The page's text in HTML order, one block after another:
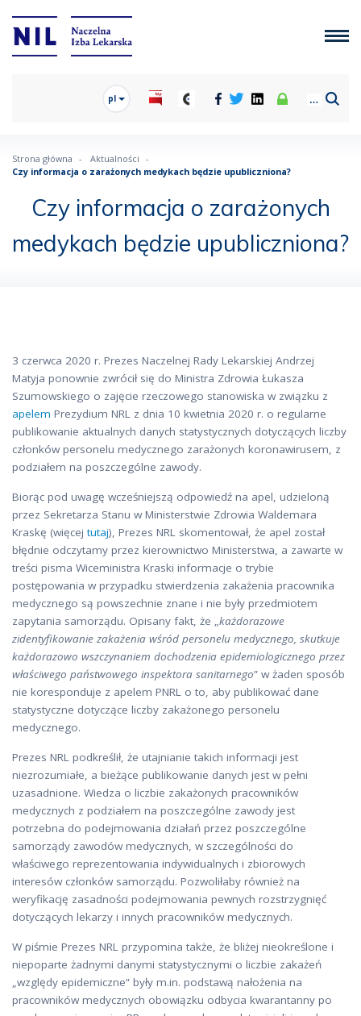
pl
Strona główna
Aktualności
Czy informacja o zarażonych medykach będzie upubliczniona?
Czy informacja o zarażonych
medykach będzie upubliczniona?
3 czerwca 2020 r. Prezes Naczelnej Rady Lekarskiej Andrzej
Matyja ponownie zwrócił się do Ministra Zdrowia Łukasza
Szumowskiego o zajęcie rzeczowego stanowiska w związku z
apelem Prezydium NRL z dnia 10 kwietnia 2020 r. o regularne
publikowanie aktualnych danych statystycznych dotyczących liczby
członków personelu medycznego zarażonych koronawirusem, z
podziałem na poszczególne zawody.
Biorąc pod uwagę wcześniejszą odpowiedź na apel, udzieloną
przez Sekretarza Stanu w Ministerstwie Zdrowia Waldemara
Kraskę (więcejtutaj), Prezes NRL skomentował, że apel został
błędnie odczytamy przez kierownictwo Ministerstwa, a zawarte w
treści pisma Wiceministra Kraski informacje o trybie
postępowania w przypadku stwierdzenia zakażenia pracownika
medycznego są powszechnie znane i nie były przedmiotem
zapytania samorządu. Opisany fakt, że „każdorazowe
zidentyfikowanie zakażenia wśród personelu medycznego, skutkuje
każdorazowo wszczynaniem dochodzenia epidemiologicznego przez
właściwego państwowego inspektora sanitarnego” w żaden sposób
nie koresponduje z apelem PNRL o to, aby publikować dane
statystyczne dotyczące liczby zakażonego personelu
medycznego.
Prezes NRL podkreślił, że utajnianie takich informacji jest
niezrozumiałe, a bieżące publikowanie danych jest w pełni
uzasadnione. Wiedza o liczbie zakażonych pracowników
medycznych z podziałem na poszczególne zawody jest
potrzebna do podejmowania działań przez poszczególne
samorządy zawodów medycznych, w szczególności do
właściwego reprezentowania indywidualnych i zbiorowych
interesów członków samorządu. Pozwoliłaby również na
weryfikację zasadności podejmowania pewnych rozstrzygnięć
dotyczących lekarzy i innych pracowników medycznych.
W piśmie Prezes NRL przypomina także, że bliżej nieokreślone i
niepoparte żadnymi danymi statystycznymi o liczbie zakażeń
„względy epidemiczne” były m.in. podstawą nałożenia na
pracowników medycznych obowiązku odbycia kwarantanny po